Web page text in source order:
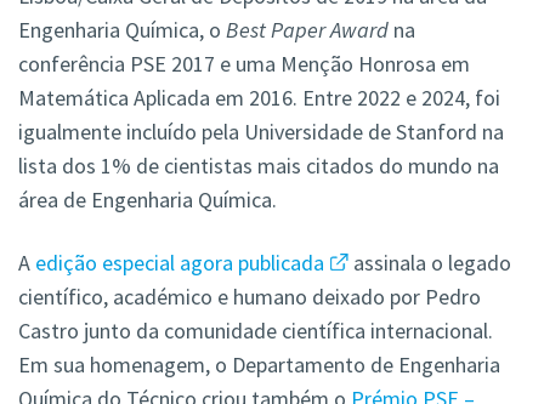
Engenharia Química, o Best Paper Award na
conferência PSE 2017 e uma Menção Honrosa em
Matemática Aplicada em 2016. Entre 2022 e 2024, foi
igualmente incluído pela Universidade de Stanford na
lista dos 1% de cientistas mais citados do mundo na
área de Engenharia Química.
A edição especial agora publicada
assinala o legado
científico, académico e humano deixado por Pedro
Castro junto da comunidade científica internacional.
Em sua homenagem, o Departamento de Engenharia